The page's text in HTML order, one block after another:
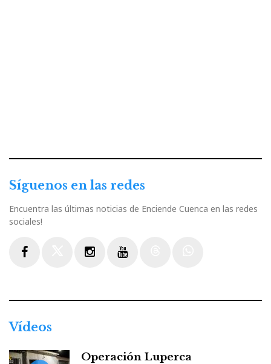
Síguenos en las redes
Encuentra las últimas noticias de Enciende Cuenca en las redes
sociales!
Vídeos
Operación Luperca